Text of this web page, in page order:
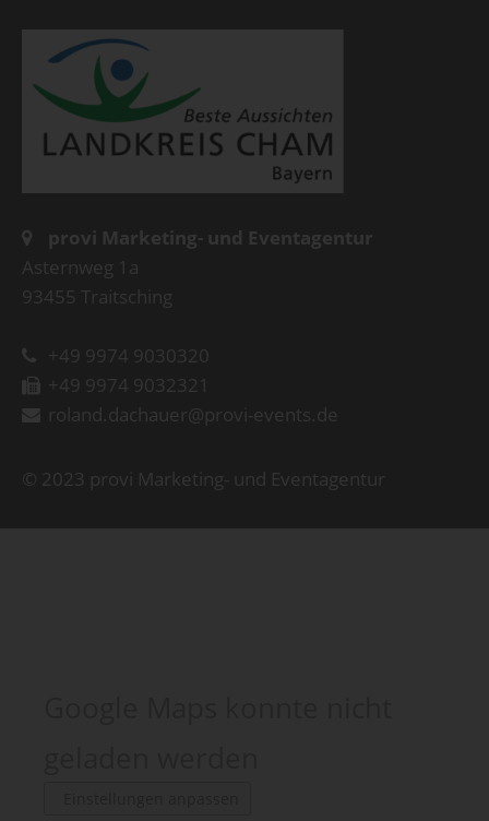
provi Marketing- und Eventagentur
Asternweg 1a
93455 Traitsching
+49 9974 9030320
+49 9974 9032321
roland.dachauer@provi-events.de
© 2023 provi Marketing- und Eventagentur